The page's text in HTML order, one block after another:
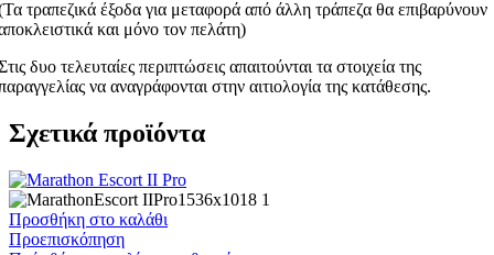
τραπεζικά έξοδα για μεταφορά από άλλη τράπεζα θα επιβαρύνουν
και μόνο τον πελάτη)
δυο τελευταίες περιπτώσεις απαιτούνται τα στοιχεία της
να αναγράφονται στην αιτιολογία της κατάθεσης.
Σχετικά προϊόντα
Προσθήκη στο καλάθι
Προεπισκόπηση